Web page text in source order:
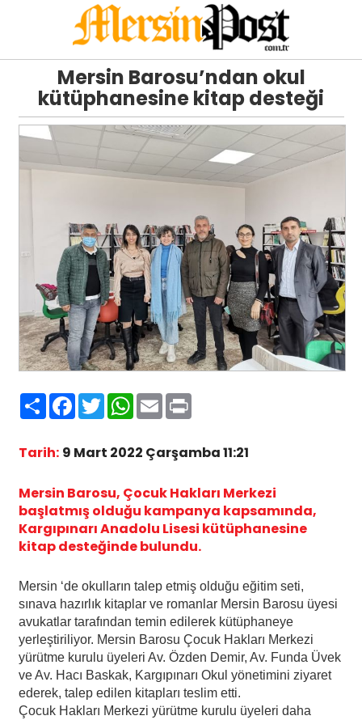
Mersin Barosu’ndan okul
kütüphanesine kitap desteği
PaylaşFacebook
TwitterWhatsApp
EmailPrint
Tarih: 9 Mart 2022 Çarşamba 11:21
Mersin Barosu, Çocuk Hakları Merkezi
başlatmış olduğu kampanya kapsamında,
Kargıpınarı Anadolu Lisesi kütüphanesine
kitap desteğinde bulundu.
Mersin ‘de okulların talep etmiş olduğu eğitim seti,
sınava hazırlık kitaplar ve romanlar Mersin Barosu üyesi
avukatlar tarafından temin edilerek kütüphaneye
yerleştiriliyor. Mersin Barosu Çocuk Hakları Merkezi
yürütme kurulu üyeleri Av. Özden Demir, Av. Funda Üvek
ve Av. Hacı Baskak, Kargıpınarı Okul yönetimini ziyaret
ederek, talep edilen kitapları teslim etti.
Çocuk Hakları Merkezi yürütme kurulu üyeleri daha